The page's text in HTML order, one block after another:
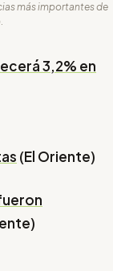
más importantes de
3,2% en
(El Oriente)